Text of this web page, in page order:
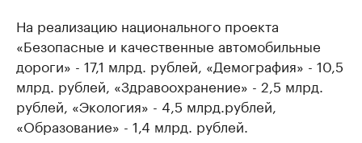
На реализацию национального проекта
«Безопасные и качественные автомобильные
дороги» - 17,1 млрд. рублей, «Демография» - 10,5
млрд. рублей, «Здравоохранение» - 2,5 млрд.
рублей, «Экология» - 4,5 млрд.рублей,
«Образование» - 1,4 млрд. рублей.